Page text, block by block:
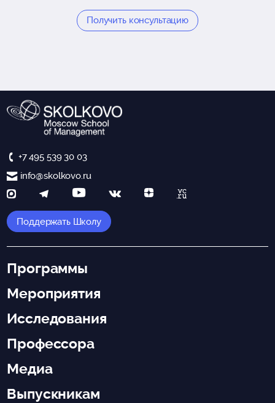
Получить консультацию
+7 495 539 30 03
info@skolkovo.ru
Поддержать Школу
Программы
Мероприятия
Исследования
Профессора
Медиа
Выпускникам